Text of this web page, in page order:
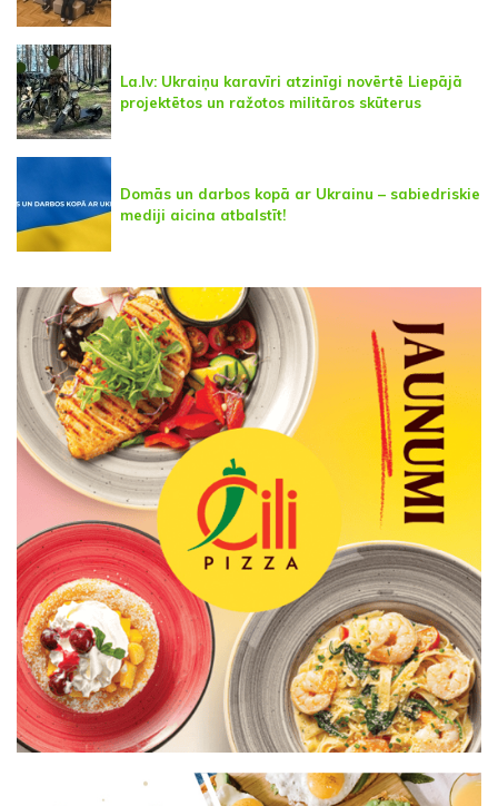
La.lv: Ukraiņu karavīri atzinīgi novērtē Liepājā
projektētos un ražotos militāros skūterus
Domās un darbos kopā ar Ukrainu – sabiedriskie
mediji aicina atbalstīt!